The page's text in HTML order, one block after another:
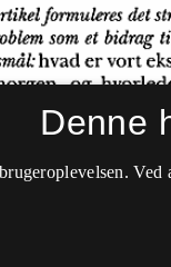
Denne